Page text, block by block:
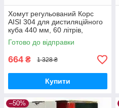
Хомут регульований Корс
AISI 304 для дистиляційного
куба 440 мм, 60 літрів,
дзеркальне полірування
Готово до відправки
664 ₴ 1 328 ₴
Купити
–50%